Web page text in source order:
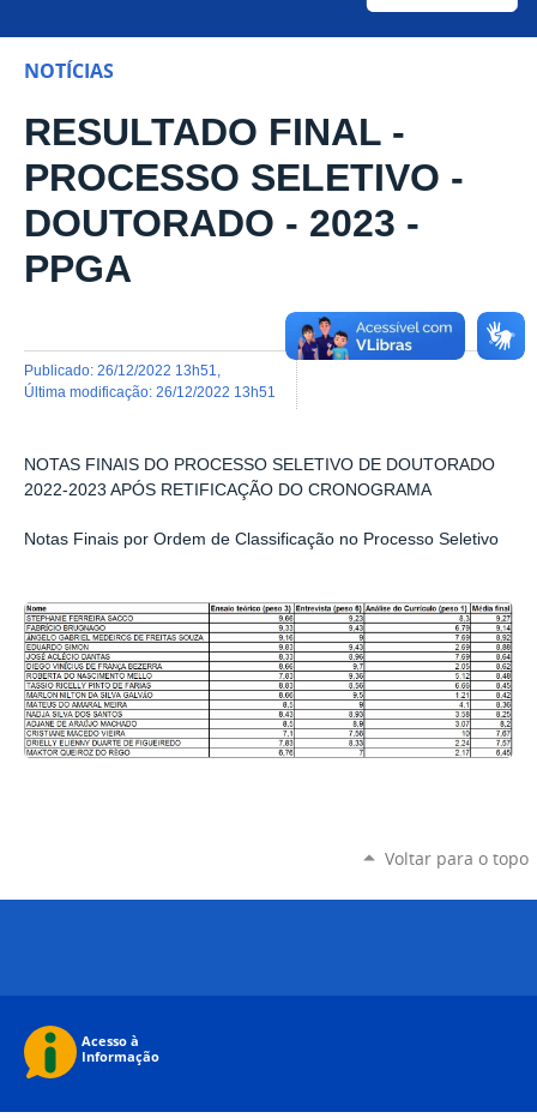
NOTÍCIAS
RESULTADO FINAL -
PROCESSO SELETIVO -
DOUTORADO - 2023 -
PPGA
publicado: 26/12/2022 13h51
última modificação: 26/12/2022 13h51
NOTAS FINAIS DO PROCESSO SELETIVO DE DOUTORADO
2022-2023 APÓS RETIFICAÇÃO DO CRONOGRAMA
Notas Finais por Ordem de Classificação no Processo Seletivo
Voltar para o topo